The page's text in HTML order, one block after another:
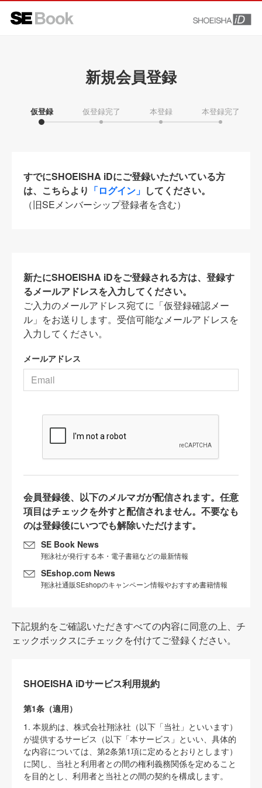
新規会員登録
仮登録 仮登録完了 本登録 本登録完了
すでにSHOEISHA iDにご登録いただいている方
は、こちらより 「ログイン」 してください。
（旧SEメンバーシップ登録者を含む）
新たにSHOEISHA iDをご登録される方は、登録す
るメールアドレスを入力してください。
ご入力のメールアドレス宛てに「仮登録確認メー
ル」をお送りします。受信可能なメールアドレスを
入力してください。
メールアドレス
会員登録後、以下のメルマガが配信されます。任意
項目はチェックを外すと配信されません。不要なも
のは登録後にいつでも解除いただけます。
SE Book News
翔泳社が発行する本・電子書籍などの最新情報
SEshop.com News
翔泳社通販SEshopのキャンペーン情報やおすすめ書籍情報
下記規約をご確認いただきすべての内容に同意の上、チ
ェックボックスにチェックを付けてご登録ください。
SHOEISHA iDサービス利用規約
第1条（適用）
1. 本規約は、株式会社翔泳社（以下「当社」といいます）
が提供するサービス（以下「本サービス」といい、具体的
な内容については、第2条第1項に定めるとおりとします）
に関し、当社と利用者との間の権利義務関係を定めること
を目的とし、利用者と当社との間の契約を構成します。